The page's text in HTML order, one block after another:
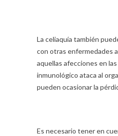
La celiaquía también
con otras enfermedades
aquellas afecciones en
inmunológico ataca al
pueden ocasionar la
Es necesario tener en